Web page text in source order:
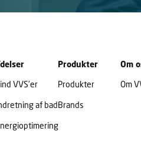
VVS’er
af bad
Produkter
Produkter
Brands
Om
Om